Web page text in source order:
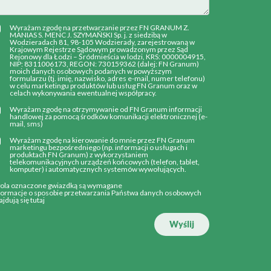
Wyrażam zgodę na przetwarzanie przez FN GRANUM Z.
MANIAS S. MENC J. SZYMAŃSKI Sp. j. z siedzibą w
Wodzieradach 81, 98-105 Wodzierady, zarejestrowaną w
Krajowym Rejestrze Sądowym prowadzonym przez Sąd
Rejonowy dla Łodzi – Śródmieścia w lodzi, KRS: 0000004915,
NIP: 8311006173, REGON: 730159362 (dalej: FN Granum)
moich danych osobowych podanych w powyższym
formularzu (tj. imię, nazwisko, adres e-mail, numer telefonu)
w celu marketingu produktów lub usług FN Granum oraz w
celach wykonywania ewentualnej współpracy.
Wyrażam zgodę na otrzymywanie od FN Granum informacji
handlowej za pomocą środków komunikacji elektronicznej (e-
mail, sms)
Wyrażam zgodę na kierowanie do mnie przez FN Granum
marketingu bezpośredniego (np. informacji o usługach i
produktach FN Granum) z wykorzystaniem
telekomunikacyjnych urządzeń końcowych (telefon, tablet,
komputer) i automatycznych systemów wywołujących.
oznaczone gwiazdką są wymagane
o sposobie przetwarzania Państwa danych osobowych
siętutaj
Wyślij